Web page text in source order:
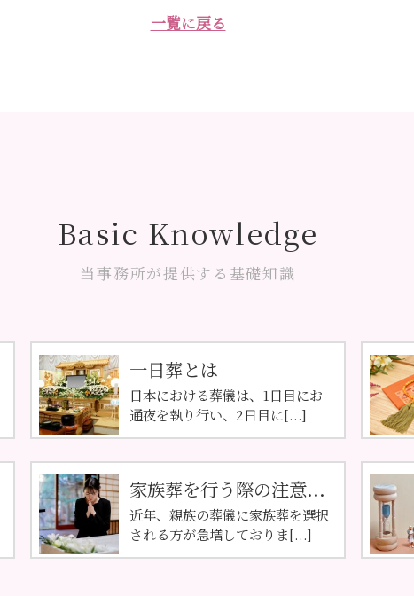
一覧に戻る
Basic Knowledge
当事務所が提供する基礎知識
一日葬とは
日本における葬儀は、1日目にお
通夜を執り行い、2日目に[...]
家族葬を行う際の注意...
近年、親族の葬儀に家族葬を選択
される方が急増しておりま[...]